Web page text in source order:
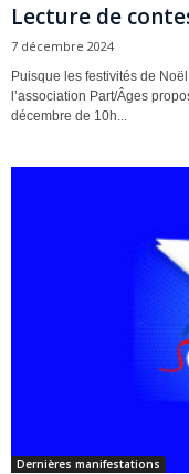
Lecture de
7 décembre 2024
Puisque les festivités de
l’association Part/Âges
décembre de 10h...
Dernières manifestations